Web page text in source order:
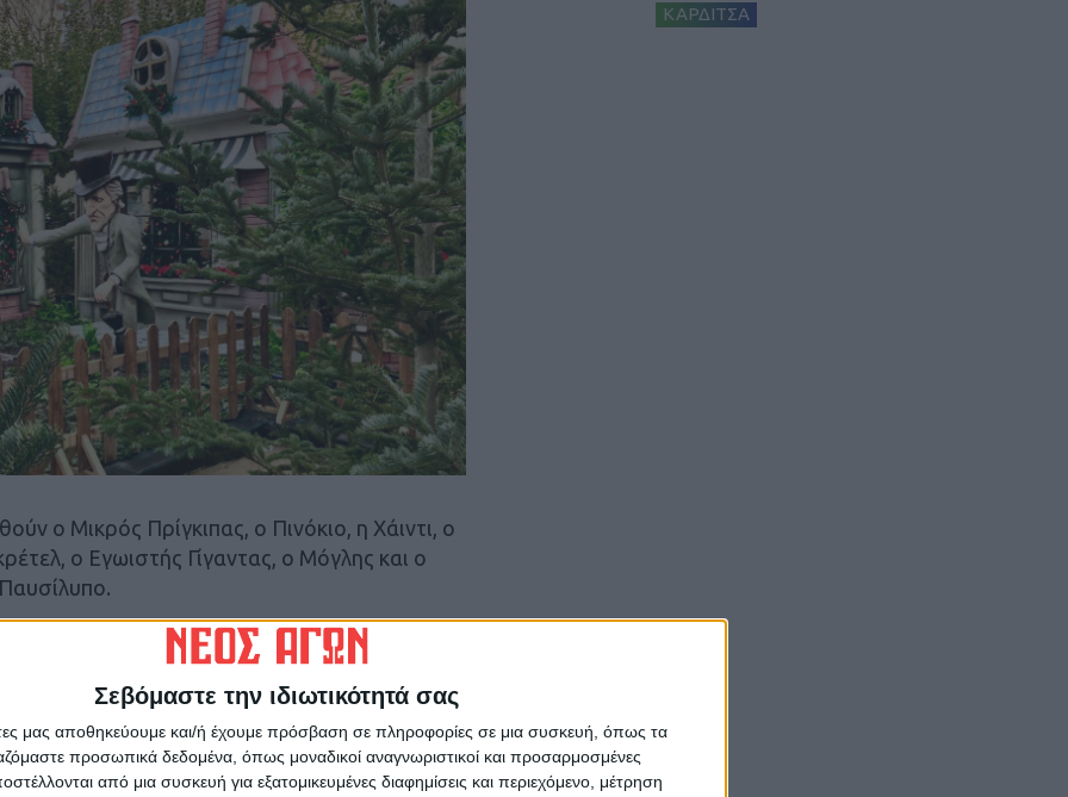
Σεβόμαστε την ιδιωτικότητά σας
μας αποθηκεύουμε και/ή έχουμε πρόσβαση σε πληροφορίες σε μια συσκευή, όπως τα
προσωπικά δεδομένα, όπως μοναδικοί αναγνωριστικοί και προσαρμοσμένες
από μια συσκευή για εξατομικευμένες διαφημίσεις και περιεχόμενο, μέτρηση
ο Μικρός Πρίγκιπας, ο Πινόκιο, η Χάιντι, ο
ο Εγωιστής Γίγαντας, ο Μόγλης και ο
να ταξιδέψει στον κόσμο παραμυθιών που
και να γνωρίσουν τους αγαπημένους ήρωες
διαδρομή. Κάθε παραμύθι θα
αναπαράσταση με
κατασκευές, που θα παραπέμπουν στην
ΚΑΡΔΙΤΣΑ